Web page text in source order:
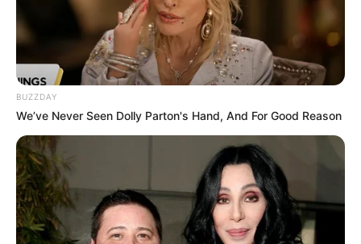
Neuer Tiergarten bezeichneten barocken
Gartenanlage am Eisernen Mann und dem Prinz-
Moritz-Kanal. Schwerpunkt der Einrichtung ist der
Erhalt vom Aussterben bedrohter Haustierrassen.
Aber auch einige exotische Tiere, wie Affen und
Kängurus, sind zu sehen. Spannend sind außerdem
die für Kindergruppen angebotenen Führungen.
Informationen unter
www.tiergarten-kleve.de
Museum Kurhaus Kleve - Im ehemaligen Kurhaus
von Kleve, das in den historischen Gartenanlagen
steht, zeigt ein Kunstmuseum Werke von Joseph
Beuys aber auch historische Bilder und Skulpturen.
BUZZDAY
We’ve Never Seen Dolly Parton's Hand, And For Good Reason